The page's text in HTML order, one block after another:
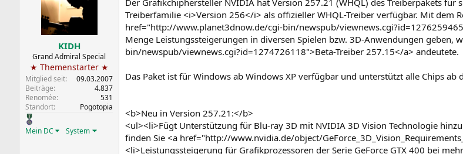
e
l
t
a
m
KIDH
Grand Admiral Special
★ Themenstarter ★
Mitglied seit
09.03.2007
Beiträge
4.837
Renomée
531
Standort
Pogotopia
Mein DC System
Der Grafikchiphersteller NVIDIA hat Version 257.21 (WHQL) des Treiberpakets
Treiberfamilie <i>Version 256</i> als offizieller WHQL-Treiber verfügbar. Mit dem
href="http://www.planet3dnow.de/cgi-bin/newspub/
Menge Leistungssteigerungen in diversen Spielen bzw. 3D-Anwendungen
bin/newspub/viewnews.cgi?id=1274726118">Beta-Treiber 257.15</a> andeutete.
Das Paket ist für Windows ab Windows XP verfügbar und unterstützt alle Chips ab
<b>Neu in Version 257.21:</b>
<ul><li>Fügt Unterstützung für Blu-ray 3D mit NVIDIA 3D Vision Technologie
finden Sie <a href="http://www.nvidia.de/object/
<li>Leistungssteigerung für Grafikprozessoren der Serie GeForce GTX 400 bei